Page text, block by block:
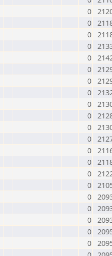
0
0
0
0
0
0
0
0
0
0
0
0
0
0
0
0
0
0
0
0
0